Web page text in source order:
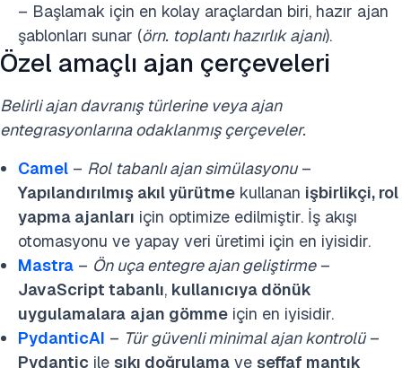
– Başlamak için en kolay araçlardan biri, hazır ajan
şablonları sunar (örn. toplantı hazırlık ajanı).
Özel amaçlı ajan çerçeveleri
Belirli ajan davranış türlerine veya ajan
entegrasyonlarına odaklanmış çerçeveler.
Camel – Rol tabanlı ajan simülasyonu–
Yapılandırılmış akıl yürütme kullanan işbirlikçi, rol
yapma ajanları için optimize edilmiştir. İş akışı
otomasyonu ve yapay veri üretimi için en iyisidir.
Mastra – Ön uça entegre ajan geliştirme–
JavaScript tabanlı, kullanıcıya dönük
uygulamalara ajan gömme için en iyisidir.
PydanticAI – Tür güvenli minimal ajan kontrolü–
Pydantic ile sıkı doğrulama ve şeffaf mantık